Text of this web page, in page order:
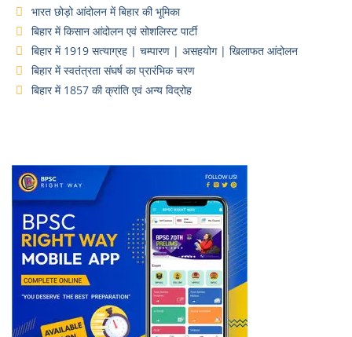
भारत छोड़ो आंदोलन में बिहार की भूमिका
बिहार में किसान आंदोलन एवं सोशलिस्ट पार्टी
बिहार में 1919 सत्याग्रह | चम्पारण | असहयोग | खिलाफत आंदोलन
बिहार में स्वतंत्रता संघर्ष का प्रारंभिक चरण
बिहार में 1857 की क्रांति एवं अन्य विद्रोह